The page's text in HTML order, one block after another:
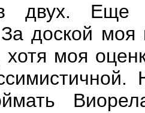
двух. Еще
доской моя
хотя моя